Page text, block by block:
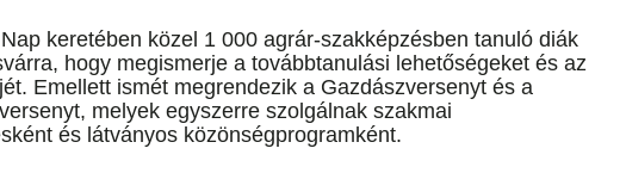
keretében közel 1 000 agrár-szakképzésben tanuló diák
hogy megismerje a továbbtanulási lehetőségeket és az
Emellett ismét megrendezik a Gazdászversenyt és a
melyek egyszerre szolgálnak szakmai
és látványos közönségprogramként.